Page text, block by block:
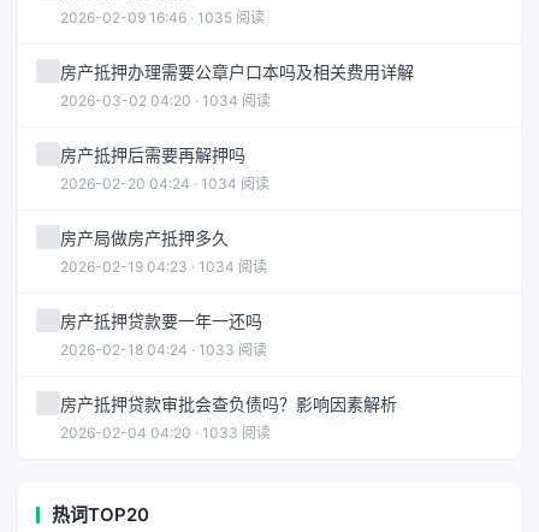
2026-02-09 16:46 · 1035 阅读
房产抵押办理需要公章户口本吗及相关费用详解
2026-03-02 04:20 · 1034 阅读
房产抵押后需要再解押吗
2026-02-20 04:24 · 1034 阅读
房产局做房产抵押多久
2026-02-19 04:23 · 1034 阅读
房产抵押贷款要一年一还吗
2026-02-18 04:24 · 1033 阅读
房产抵押贷款审批会查负债吗？影响因素解析
2026-02-04 04:20 · 1033 阅读
热词TOP20